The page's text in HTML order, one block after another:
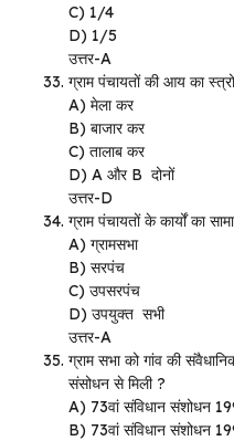
C) 1/4
D) 1/5
उत्तर-A
ग्राम पंचायतों की आय का
A) मेला कर
B) बाजार कर
C) तालाब कर
D) A और B दोनों
उत्तर-D
ग्राम पंचायतों के कार्यों का
A) ग्रामसभा
B) सरपंच
C) उपसरपंच
D) उपयुक्त सभी
उत्तर-A
ग्राम सभा को गांव की
संसोधन से मिली ?
A) 73वां संविधान संशोधन
B) 73वां संविधान संशोधन